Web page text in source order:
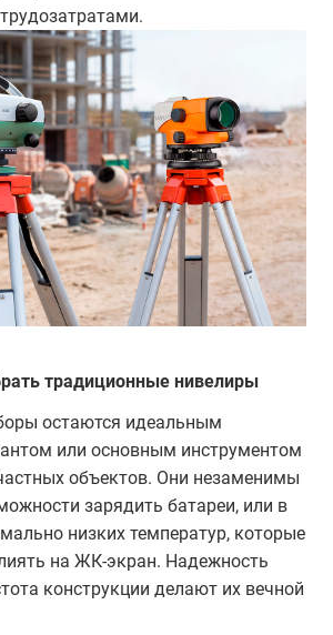
традиционные нивелиры
остаются идеальным
или основным инструментом
объектов. Они незаменимы
зарядить батареи, или в
низких температур, которые
на ЖК-экран. Надежность
конструкции делают их вечной